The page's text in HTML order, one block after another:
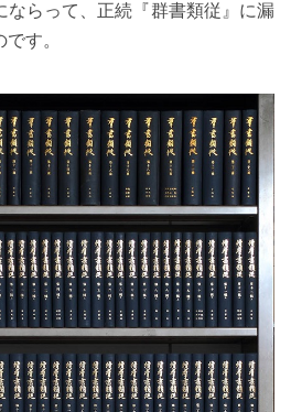
ならって、正続『群書類従』に漏
す。